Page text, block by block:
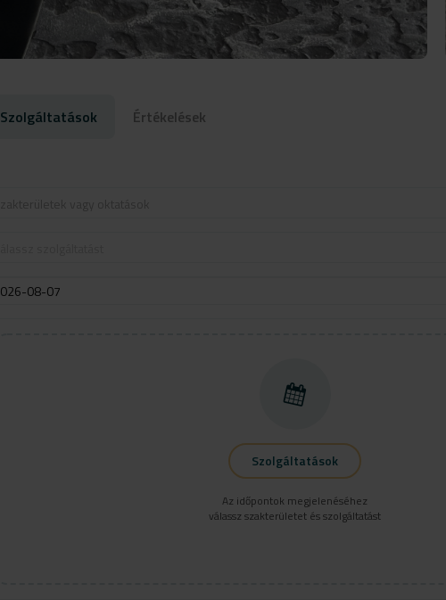
Szolgáltatások Értékelések
Szolgáltatások
Az időpontok megjelenéséhez
válassz szakterületet és szolgáltatást